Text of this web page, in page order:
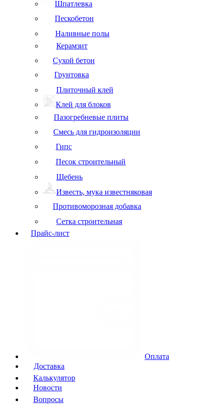
Шпатлевка
Пескобетон
Наливные полы
Керамзит
Сухой бетон
Грунтовка
Плиточный клей
Клей для блоков
Пазогребневые плиты
Смесь для гидроизоляции
Гипс
Песок строительный
Щебень
Известь, мука известняковая
Противоморозная добавка
Сетка строительная
Прайс-лист
Оплата
Доставка
Калькулятор
Новости
Вопросы